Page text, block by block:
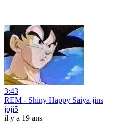
3:43
REM - Shiny Happy Saiya-jins
joji5
il y a 19 ans